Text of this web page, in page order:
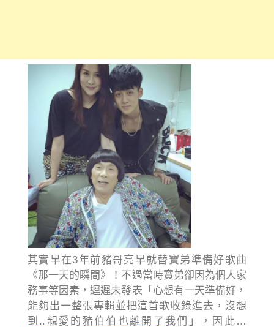
其實早在3年前豬哥亮早就替寶弟準備好歌曲
《那一天的瞬間》！不過當時寶弟卻因為個人家
務事等因素，遲遲未發表「心想有一天準備好，
能夠出一整張專輯並把這首歌收錄進去，沒想
到..親愛的豬伯伯也離開了我們」，因此…